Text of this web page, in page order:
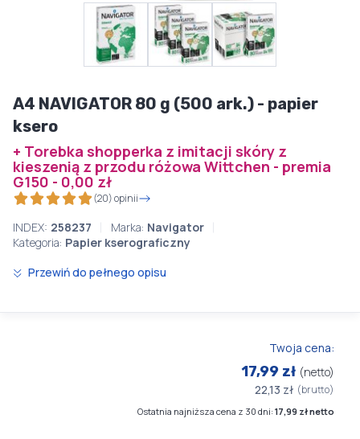
A4 NAVIGATOR 80 g (500 ark.) - papier
ksero
+ Torebka shopperka z imitacji skóry z
kieszenią z przodu różowa Wittchen - premia
G150 - 0,00 zł
(20) opinii
INDEX: 258237 Marka: Navigator
Kategoria: Papier kserograficzny
Przewiń do pełnego opisu
Twoja cena:
17,99 zł (netto)
22,13 zł (brutto)
Ostatnia najniższa cena z 30 dni:17,99 zł netto